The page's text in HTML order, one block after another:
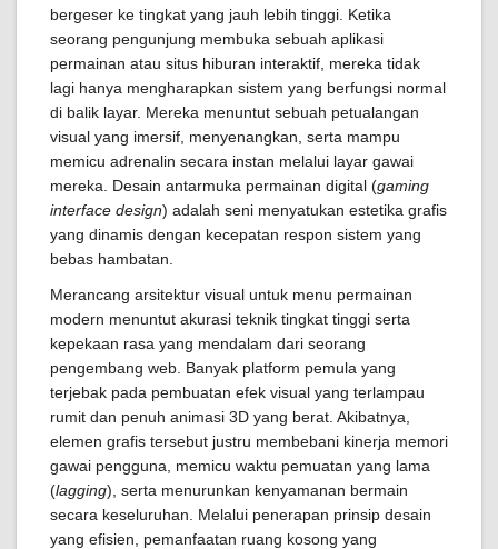
bergeser ke tingkat yang jauh lebih tinggi. Ketika
seorang pengunjung membuka sebuah aplikasi
permainan atau situs hiburan interaktif, mereka tidak
lagi hanya mengharapkan sistem yang berfungsi normal
di balik layar. Mereka menuntut sebuah petualangan
visual yang imersif, menyenangkan, serta mampu
memicu adrenalin secara instan melalui layar gawai
mereka. Desain antarmuka permainan digital (gaming
interface design) adalah seni menyatukan estetika grafis
yang dinamis dengan kecepatan respon sistem yang
bebas hambatan.
Merancang arsitektur visual untuk menu permainan
modern menuntut akurasi teknik tingkat tinggi serta
kepekaan rasa yang mendalam dari seorang
pengembang web. Banyak platform pemula yang
terjebak pada pembuatan efek visual yang terlampau
rumit dan penuh animasi 3D yang berat. Akibatnya,
elemen grafis tersebut justru membebani kinerja memori
gawai pengguna, memicu waktu pemuatan yang lama
(lagging), serta menurunkan kenyamanan bermain
secara keseluruhan. Melalui penerapan prinsip desain
yang efisien, pemanfaatan ruang kosong yang